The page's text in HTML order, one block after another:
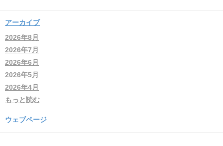
アーカイブ
2026年8月
2026年7月
2026年6月
2026年5月
2026年4月
もっと読む
ウェブページ